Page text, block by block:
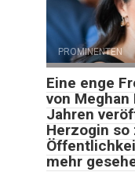
PROMINENTEN
Eine enge
von
Jahren
Herzogin so
mehr